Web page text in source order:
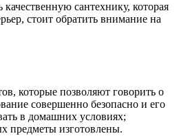
сантехнику, которая
стоит обратить внимание на
которые позволяют говорить о
совершенно безопасно и его
в домашних условиях;
предметы изготовлены.